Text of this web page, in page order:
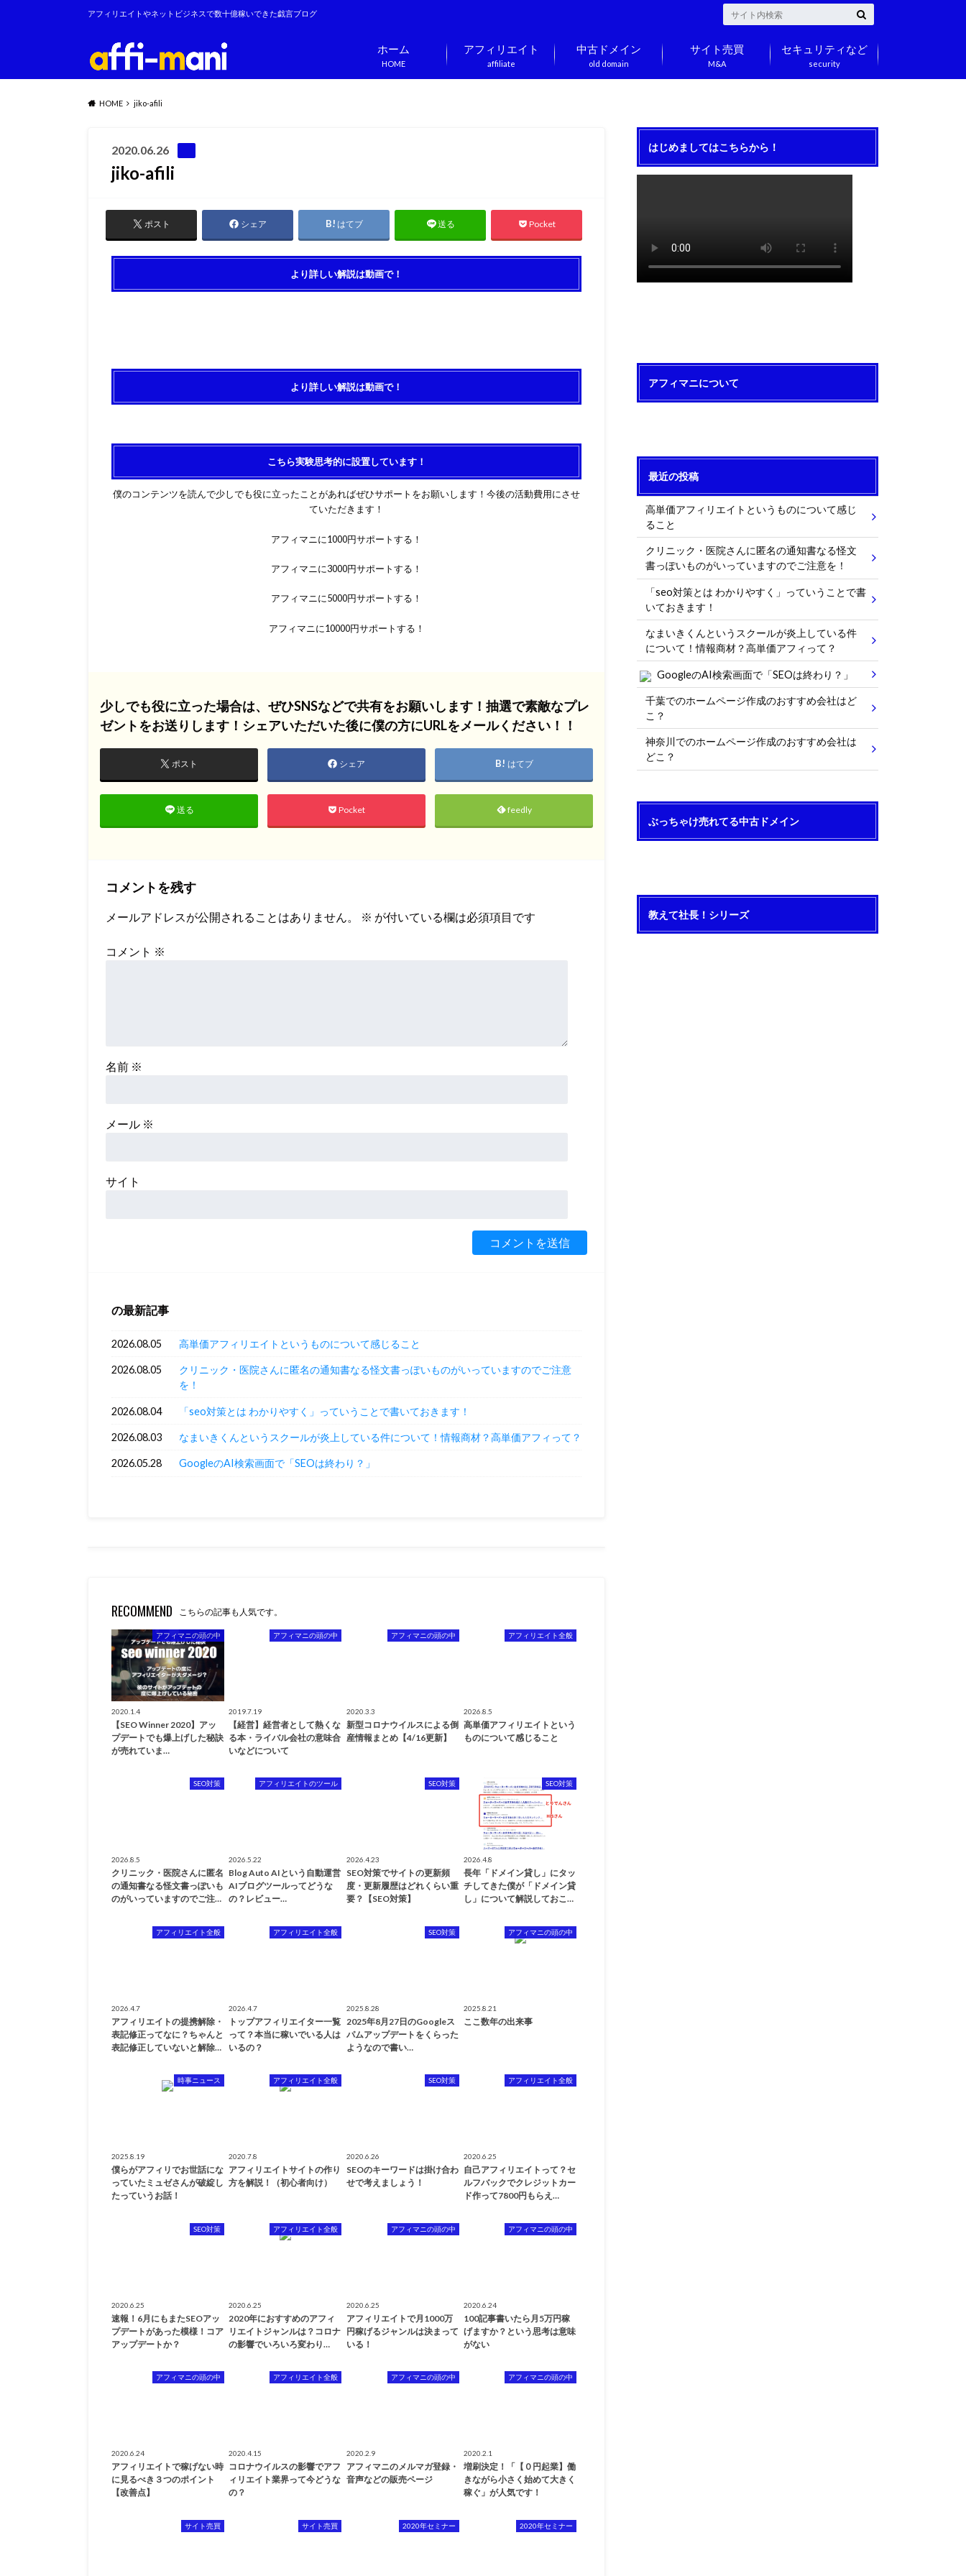
アフィリエイトやネットビジネスで数十億稼いできた戯言ブログ
HOME
ホーム
affiliate
アフィリエイト
old domain
中古ドメイン
M&A
サイト売買
security
セキュリティなど
HOME jiko-afili
2020.06.26
jiko-afili
ポスト シェア はてブ 送る Pocket
より詳しい解説は動画で！
より詳しい解説は動画で！
こちら実験思考的に設置しています！
僕のコンテンツを読んで少しでも役に立ったことがあればぜひサポートをお願いします！今後の活動費用にさせ
ていただきます！
アフィマニに1000円サポートする！
アフィマニに3000円サポートする！
アフィマニに5000円サポートする！
アフィマニに10000円サポートする！
少しでも役に立った場合は、ぜひSNSなどで共有をお願いします！抽選で素敵なプレ
ゼントをお送りします！シェアいただいた後に僕の方にURLをメールください！！
ポスト シェア はてブ
送る Pocket feedly
コメントを残す
メールアドレスが公開されることはありません。 ※ が付いている欄は必須項目です
コメント ※
名前 ※
メール ※
サイト
の最新記事
2026.08.05 高単価アフィリエイトというものについて感じること
2026.08.05
クリニック・医院さんに匿名の通知書なる怪文書っぽいものがいっていますのでご注意
を！
2026.08.04 「seo対策とは わかりやすく」っていうことで書いておきます！
2026.08.03 なまいきくんというスクールが炎上している件について！情報商材？高単価アフィって？
2026.05.28 GoogleのAI検索画面で「SEOは終わり？」
RECOMMEND こちらの記事も人気です。
アフィマニの頭の中
2020.1.4
【SEO Winner 2020】アッ
プデートでも爆上げした秘訣
が売れていま…
アフィマニの頭の中
2019.7.19
【経営】経営者として熱くな
る本・ライバル会社の意味合
いなどについて
アフィマニの頭の中
2020.3.3
新型コロナウイルスによる倒
産情報まとめ【4/16更新】
アフィリエイト全般
2026.8.5
高単価アフィリエイトという
ものについて感じること
SEO対策
2026.8.5
クリニック・医院さんに匿名
の通知書なる怪文書っぽいも
のがいっていますのでご注…
アフィリエイトのツール
2026.5.22
Blog Auto AIという自動運営
AIブログツールってどうな
の？レビュー…
SEO対策
2026.4.23
SEO対策でサイトの更新頻
度・更新履歴はどれくらい重
要？【SEO対策】
SEO対策
2026.4.8
長年「ドメイン貸し」にタッ
チしてきた僕が「ドメイン貸
し」について解説しておこ…
アフィリエイト全般
2026.4.7
アフィリエイトの提携解除・
表記修正ってなに？ちゃんと
表記修正していないと解除…
アフィリエイト全般
2026.4.7
トップアフィリエイター一覧
って？本当に稼いでいる人は
いるの？
SEO対策
2025.8.28
2025年8月27日のGoogleス
パムアップデートをくらった
ようなので書い…
アフィマニの頭の中
2025.8.21
ここ数年の出来事
時事ニュース
2025.8.19
僕らがアフィリでお世話にな
っていたミュゼさんが破綻し
たっていうお話！
アフィリエイト全般
2020.7.8
アフィリエイトサイトの作り
方を解説！（初心者向け）
SEO対策
2020.6.26
SEOのキーワードは掛け合わ
せで考えましょう！
アフィリエイト全般
2020.6.25
自己アフィリエイトって？セ
ルフバックでクレジットカー
ド作って7800円もらえ…
SEO対策
2020.6.25
速報！6月にもまたSEOアッ
プデートがあった模様！コア
アップデートか？
アフィリエイト全般
2020.6.25
2020年におすすめのアフィ
リエイトジャンルは？コロナ
の影響でいろいろ変わり…
アフィマニの頭の中
2020.6.25
アフィリエイトで月1000万
円稼げるジャンルは決まって
いる！
アフィマニの頭の中
2020.6.24
100記事書いたら月5万円稼
げますか？という思考は意味
がない
アフィマニの頭の中
2020.6.24
アフィリエイトで稼げない時
に見るべき３つのポイント
【改善点】
アフィリエイト全般
2020.4.15
コロナウイルスの影響でアフ
ィリエイト業界って今どうな
の？
アフィマニの頭の中
2020.2.9
アフィマニのメルマガ登録・
音声などの販売ページ
アフィマニの頭の中
2020.2.1
増刷決定！「【０円起業】働
きながら小さく始めて大きく
稼ぐ」が人気です！
サイト売買 サイト売買 2020年セミナー 2020年セミナー
はじめましてはこちらから！
アフィマニについて
最近の投稿
高単価アフィリエイトというものについて感じ
ること
クリニック・医院さんに匿名の通知書なる怪文
書っぽいものがいっていますのでご注意を！
「seo対策とは わかりやすく」っていうことで書
いておきます！
なまいきくんというスクールが炎上している件
について！情報商材？高単価アフィって？
GoogleのAI検索画面で「SEOは終わり？」
千葉でのホームページ作成のおすすめ会社はど
こ？
神奈川でのホームページ作成のおすすめ会社は
どこ？
ぶっちゃけ売れてる中古ドメイン
教えて社長！シリーズ